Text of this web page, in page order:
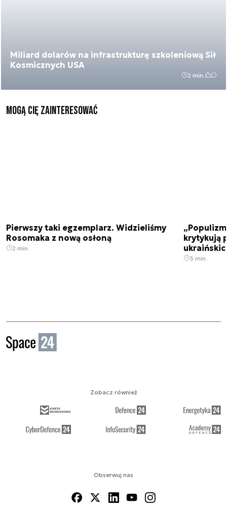
Miliard dolarów na infrastrukturę szkoleniową Sił
Kosmicznych USA
2 min.
Mogą Cię zainteresować
Pierwszy taki egzemplarz. Widzieliśmy
Rosomaka z nową osłoną
2 min.
krytykują
3 min.
Obserwuj nas
Zobacz również